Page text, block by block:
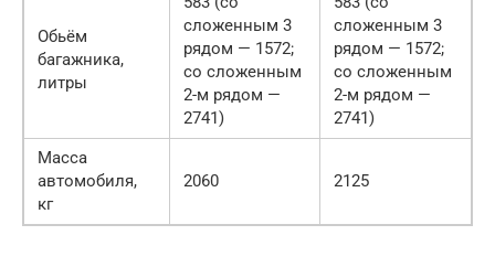
Обьём
багажника,
литры
сложенным 3
рядом — 1572;
со сложенным
2-м рядом —
2741)
сложенным 3
рядом — 1572;
со сложенным
2-м рядом —
2741)
Масса
автомобиля,
кг
2060 2125